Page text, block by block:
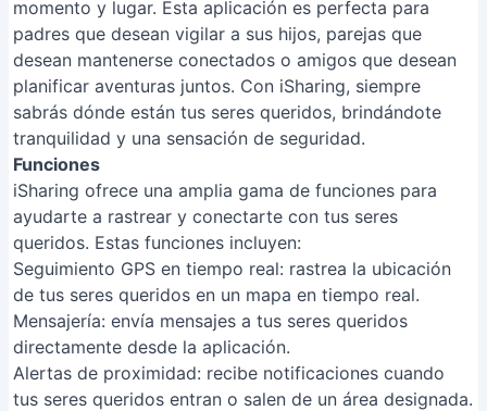
momento y lugar. Esta aplicación es perfecta para
padres que desean vigilar a sus hijos, parejas que
desean mantenerse conectados o amigos que desean
planificar aventuras juntos. Con iSharing, siempre
sabrás dónde están tus seres queridos, brindándote
tranquilidad y una sensación de seguridad.
Funciones
iSharing ofrece una amplia gama de funciones para
ayudarte a rastrear y conectarte con tus seres
queridos. Estas funciones incluyen:
Seguimiento GPS en tiempo real: rastrea la ubicación
de tus seres queridos en un mapa en tiempo real.
Mensajería: envía mensajes a tus seres queridos
directamente desde la aplicación.
Alertas de proximidad: recibe notificaciones cuando
tus seres queridos entran o salen de un área designada.